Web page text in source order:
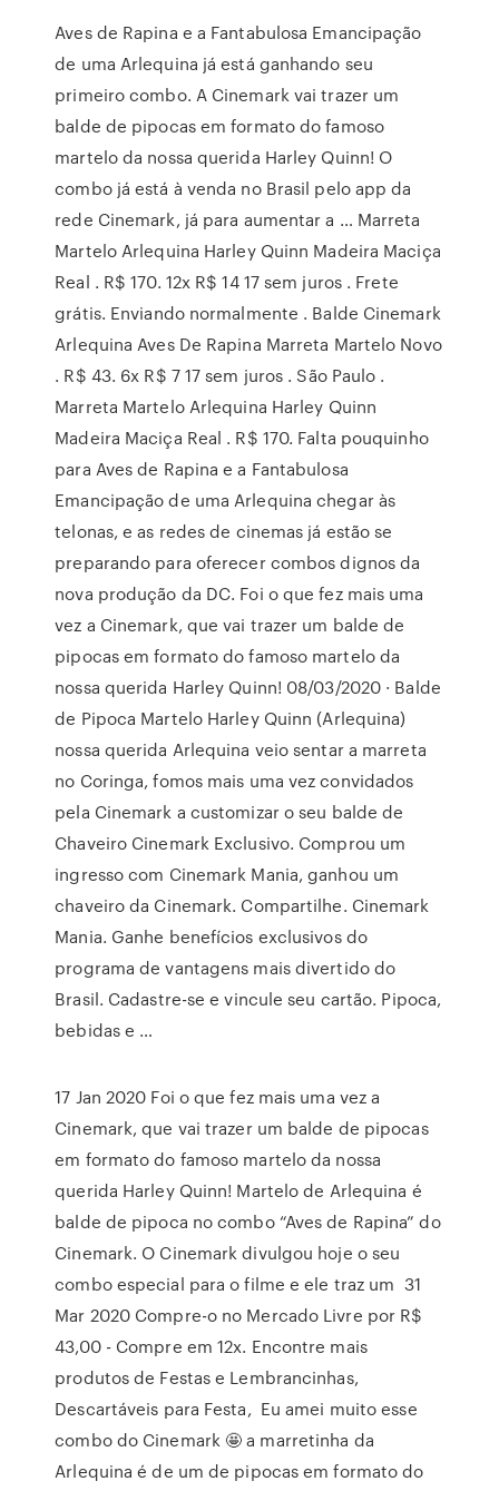
Aves de Rapina e a Fantabulosa Emancipação
de uma Arlequina já está ganhando seu
primeiro combo. A Cinemark vai trazer um
balde de pipocas em formato do famoso
martelo da nossa querida Harley Quinn! O
combo já está à venda no Brasil pelo app da
rede Cinemark, já para aumentar a … Marreta
Martelo Arlequina Harley Quinn Madeira Maciça
Real . R$ 170. 12x R$ 14 17 sem juros . Frete
grátis. Enviando normalmente . Balde Cinemark
Arlequina Aves De Rapina Marreta Martelo Novo
. R$ 43. 6x R$ 7 17 sem juros . São Paulo .
Marreta Martelo Arlequina Harley Quinn
Madeira Maciça Real . R$ 170. Falta pouquinho
para Aves de Rapina e a Fantabulosa
Emancipação de uma Arlequina chegar às
telonas, e as redes de cinemas já estão se
preparando para oferecer combos dignos da
nova produção da DC. Foi o que fez mais uma
vez a Cinemark, que vai trazer um balde de
pipocas em formato do famoso martelo da
nossa querida Harley Quinn! 08/03/2020 · Balde
de Pipoca Martelo Harley Quinn (Arlequina)
nossa querida Arlequina veio sentar a marreta
no Coringa, fomos mais uma vez convidados
pela Cinemark a customizar o seu balde de
Chaveiro Cinemark Exclusivo. Comprou um
ingresso com Cinemark Mania, ganhou um
chaveiro da Cinemark. Compartilhe. Cinemark
Mania. Ganhe benefícios exclusivos do
programa de vantagens mais divertido do
Brasil. Cadastre-se e vincule seu cartão. Pipoca,
bebidas e …
17 Jan 2020 Foi o que fez mais uma vez a
Cinemark, que vai trazer um balde de pipocas
em formato do famoso martelo da nossa
querida Harley Quinn! Martelo de Arlequina é
balde de pipoca no combo “Aves de Rapina” do
Cinemark. O Cinemark divulgou hoje o seu
combo especial para o filme e ele traz um 31
Mar 2020 Compre-o no Mercado Livre por R$
43,00 - Compre em 12x. Encontre mais
produtos de Festas e Lembrancinhas,
Descartáveis para Festa, Eu amei muito esse
combo do Cinemark 🤩 a marretinha da
Arlequina é de um de pipocas em formato do